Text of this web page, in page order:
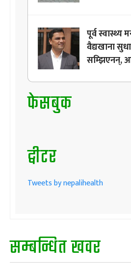
पूर्व स्वास्थ्य
वैद्यखाना
सम्झिएनन्,
फेसबुक
ट्वीटर
Tweets by nepalihealth
सम्बन्धित खवर